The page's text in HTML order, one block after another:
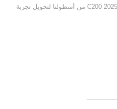
متميزة من خلال أسعارنا التنافسية جنبًا إلى جنب مع خدمة عملاء متميزة. احجز سيارة مرسيدس C200 2025 من أسطولنا لتحويل تجربة